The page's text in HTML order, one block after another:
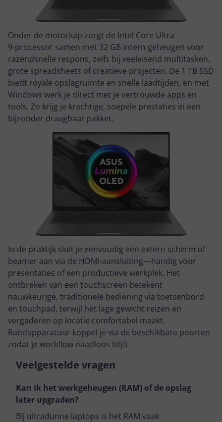
Onder de motorkap zorgt de Intel Core Ultra
9‑processor samen met 32 GB intern geheugen voor
razendsnelle respons, zelfs bij veeleisend multitasken,
grote spreadsheets of creatieve projecten. De 1 TB SSD
biedt royale opslagruimte en snelle laadtijden, en met
Windows werk je direct met je vertrouwde apps en
tools. Zo krijg je krachtige, soepele prestaties in een
bijzonder draagbaar pakket.
In de praktijk sluit je eenvoudig een extern scherm of
beamer aan via de HDMI‑aansluiting—handig voor
presentaties of een productieve werkplek. Het
ontbreken van een touchscreen betekent
nauwkeurige, traditionele bediening via toetsenbord
en touchpad, terwijl het lage gewicht reizen en
vergaderen op locatie comfortabel maakt.
Randapparatuur koppel je via de beschikbare poorten
zodat je workflow naadloos blijft.
Veelgestelde vragen
Kan ik het werkgeheugen (RAM) of de opslag
later upgraden?
Bij ultradunne laptops is het RAM vaak